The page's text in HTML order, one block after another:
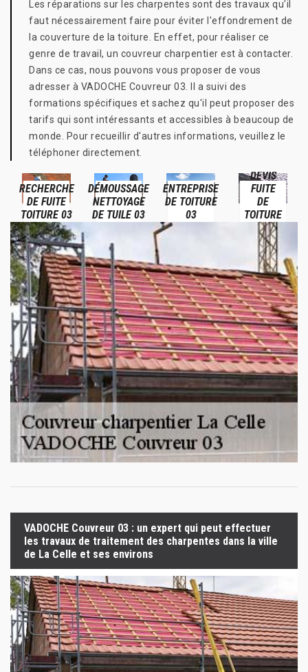
Les réparations sur les charpentes sont des travaux qu'il
faut nécessairement faire pour éviter l'effondrement de
la couverture de la toiture. En effet, pour réaliser ce
genre de travail, un couvreur charpentier est à contacter.
Dans ce cas, nous pouvons vous proposer de vous
adresser à VADOCHE Couvreur 03. Il a suivi des
formations spécifiques et sachez qu'il peut proposer des
tarifs qui sont intéressants et accessibles à beaucoup de
monde. Pour recueillir d'autres informations, veuillez le
téléphoner directement.
RECHERCHE
DE FUITE
TOITURE 03
DÉMOUSSAGE
NETTOYAGE
DE TUILE 03
ENTREPRISE
DE TOITURE
03
DEVIS
FUITE
DE
TOITURE
03
VADOCHE Couvreur 03 : un expert qui peut effectuer
les travaux de traitement des charpentes dans la ville
de La Celle et ses environs